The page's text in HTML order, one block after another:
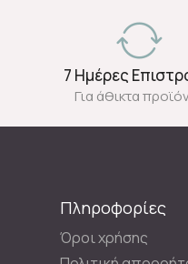
7 Ημέρες
Για άθικτα
Πληροφορίες
Όροι χρήσης